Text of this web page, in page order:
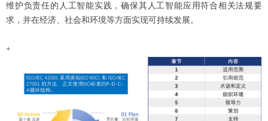
维护负责任的人工智能实践，确保其人工智能应用符合相关法规要
求，并在经济、社会和环境等方面实现可持续发展。
+